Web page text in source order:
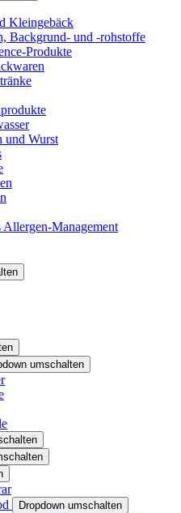
Kleingebäck
Backgrund- und -rohstoffe
Produkte
und Wurst
Management
umschalten
Dropdown umschalten